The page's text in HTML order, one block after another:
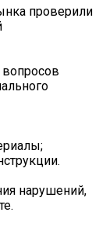
проверили
вопросов
нарушений,